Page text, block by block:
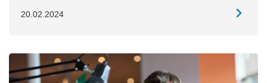
20.02.2024